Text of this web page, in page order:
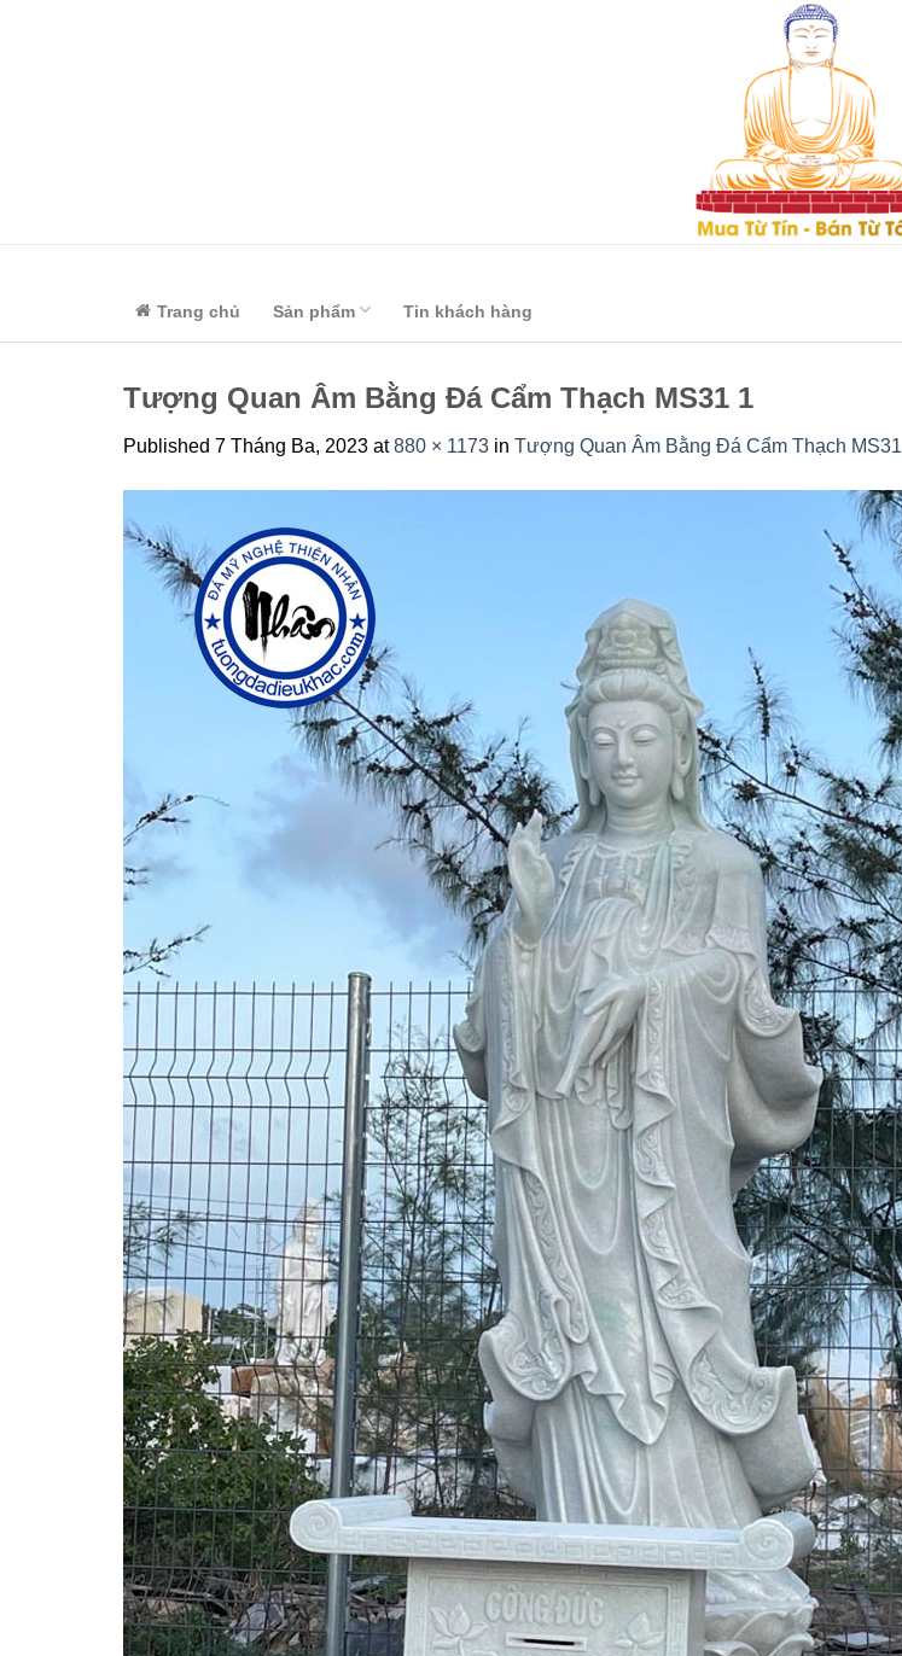
Trang chủ Sản phẩm Tin khách hàng
Tượng Quan Âm Bằng Đá Cẩm Thạch MS31 1
Published 7 Tháng Ba, 2023 at880 × 1173 in Tượng Quan Âm Bằng Đá Cẩm Thạch MS31